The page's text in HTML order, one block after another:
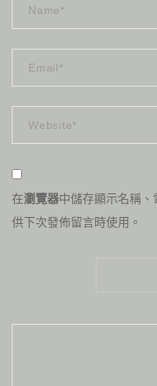
在瀏覽器中儲存顯示名稱
供下次發佈留言時使用。